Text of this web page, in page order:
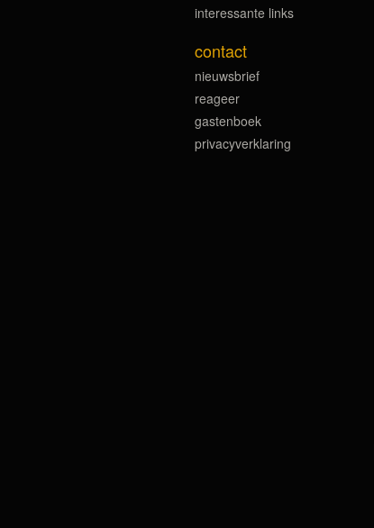
interessante links
contact
nieuwsbrief
reageer
gastenboek
privacyverklaring